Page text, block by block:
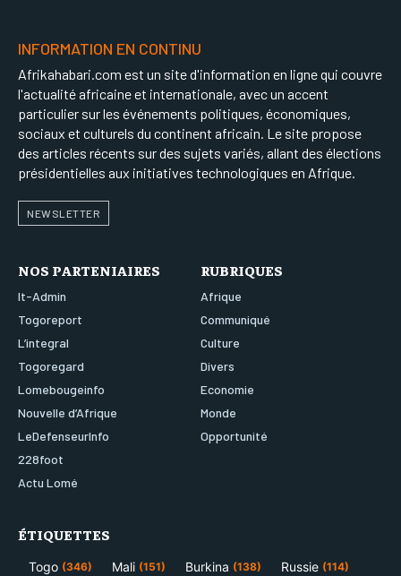
INFORMATION EN CONTINU
Afrikahabari.com est un site d'information en ligne qui couvre
l'actualité africaine et internationale, avec un accent
particulier sur les événements politiques, économiques,
sociaux et culturels du continent africain. Le site propose
des articles récents sur des sujets variés, allant des élections
présidentielles aux initiatives technologiques en Afrique.
NEWSLETTER
NOS PARTENIAIRES
It-Admin
Togoreport
L’integral
Togoregard
Lomebougeinfo
Nouvelle d’Afrique
LeDefenseurInfo
228foot
Actu Lomé
RUBRIQUES
Afrique
Communiqué
Culture
Divers
Economie
Monde
Opportunité
ÉTIQUETTES
Togo (346) Mali (151) Burkina (138) Russie (114)